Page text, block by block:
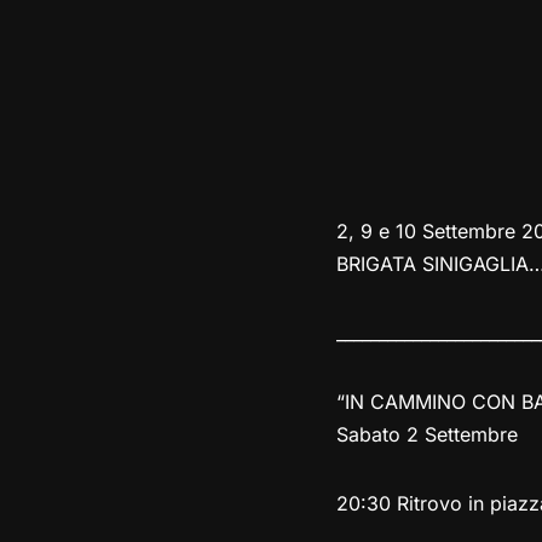
2, 9 e 10 Settembre
BRIGATA
“IN CAMMINO CON
Sabato 2 Settembre
20:30 Ritrovo in